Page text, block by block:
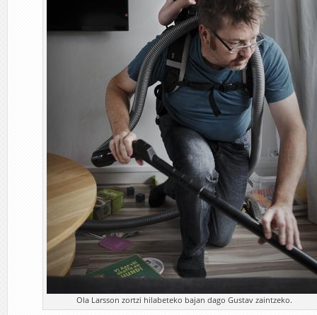
Ola Larsson zortzi hilabeteko bajan dago Gustav zaintzeko.